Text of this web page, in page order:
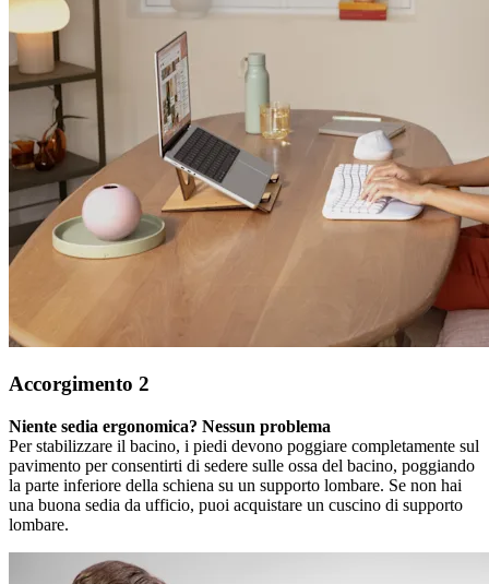
Accorgimento 2
Niente sedia ergonomica? Nessun problema
Per stabilizzare il bacino, i piedi devono poggiare completamente sul
pavimento per consentirti di sedere sulle ossa del bacino, poggiando
la parte inferiore della schiena su un supporto lombare. Se non hai
una buona sedia da ufficio, puoi acquistare un cuscino di supporto
lombare.